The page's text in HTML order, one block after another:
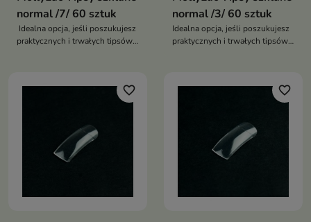
normal /7/ 60 sztuk
Idealna opcja, jeśli poszukujesz
praktycznych i trwałych tipsów
normal /3/ 60 sztuk
Idealna opcja, jeśli poszukujesz
praktycznych i trwałych tipsów
favorite_border favorite_border